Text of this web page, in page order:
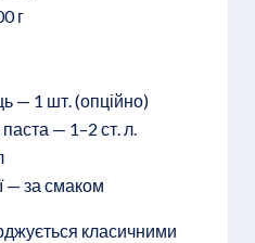
г
— 1 шт. (опційно)
— 1–2 ст. л.
— за смаком
класичними